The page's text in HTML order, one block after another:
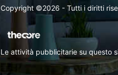
Copyright ©2026 - Tutti i diritti
Le attività pubblicitarie su questo